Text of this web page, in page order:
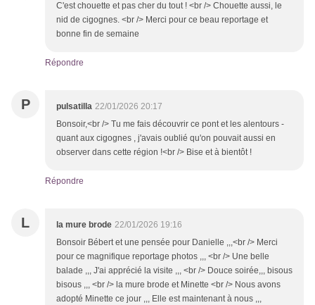
C'est chouette et pas cher du tout ! <br /> Chouette aussi, le
nid de cigognes. <br /> Merci pour ce beau reportage et
bonne fin de semaine
Répondre
P pulsatilla 22/01/2026 20:17
Bonsoir,<br /> Tu me fais découvrir ce pont et les alentours -
quant aux cigognes , j'avais oublié qu'on pouvait aussi en
observer dans cette région !<br /> Bise et à bientôt !
Répondre
L la mure brode 22/01/2026 19:16
Bonsoir Bébert et une pensée pour Danielle ,,,<br /> Merci
pour ce magnifique reportage photos ,,, <br /> Une belle
balade ,,, J'ai apprécié la visite ,,, <br /> Douce soirée,,, bisous
bisous ,,, <br /> la mure brode et Minette <br /> Nous avons
adopté Minette ce jour ,,, Elle est maintenant à nous ,,,